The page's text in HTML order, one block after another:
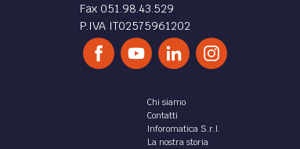
Fax 051.98.43.529
P.IVA IT02575961202
Chi siamo
Contatti
Inforomatica S.r.l.
La nostra storia